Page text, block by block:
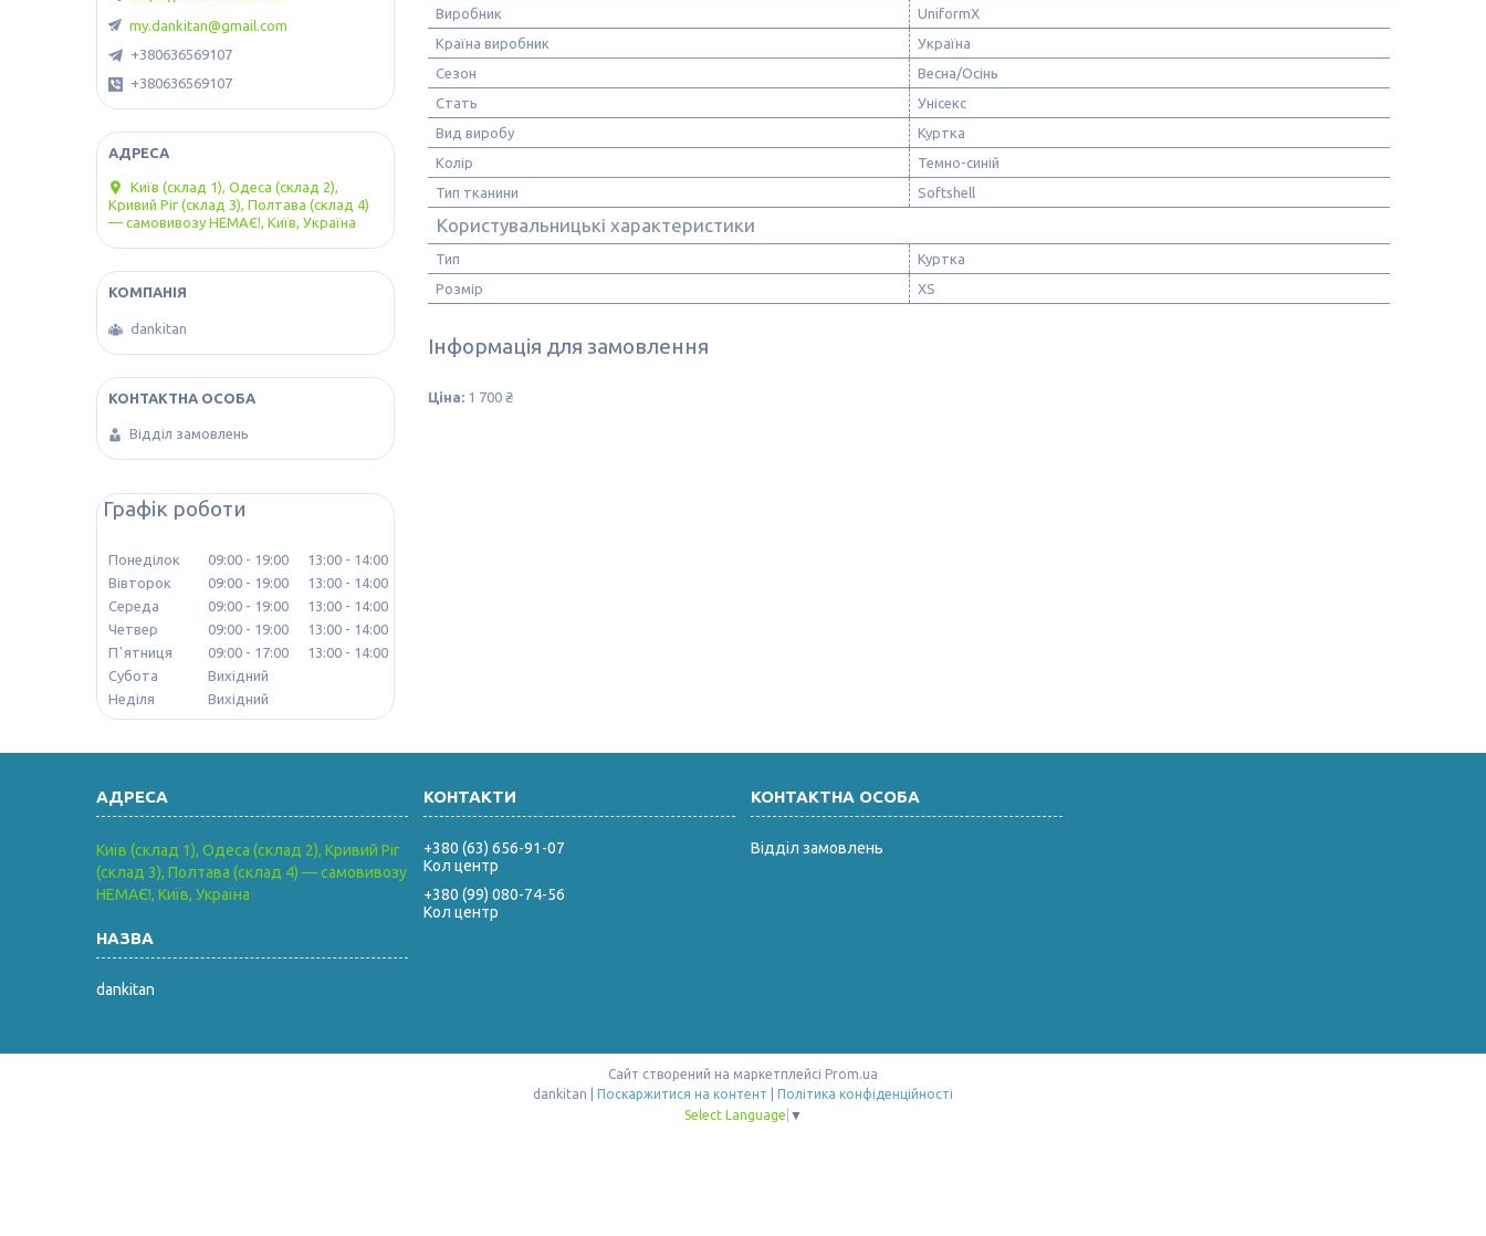
Виробник
UniformX
Країна виробник
Україна
Сезон
Весна/Осінь
Стать
Унісекс
Вид виробу
Куртка
Колір
Темно-синій
Тип тканини
Softshell
Користувальницькі характеристики
Тип
Куртка
Розмір
XS
Інформація для замовлення
Ціна: 1 700 ₴
my.dankitan@gmail.com
+380636569107
+380636569107
Київ (склад 1), Одеса (склад 2),
Кривий Ріг (склад 3), Полтава (склад 4)
— самовивозу НЕМАЄ!, Київ, Україна
dankitan
Відділ замовлень
Графік роботи
Понеділок 09:00 19:00 13:00
14:00
Вівторок
09:00 19:00 13:00
14:00
Середа
09:00 19:00 13:00
14:00
Четвер
09:00 19:00 13:00
14:00
Пʼятниця
09:00 17:00 13:00
14:00
Субота
Вихідний
Неділя
Вихідний
Київ (склад 1), Одеса (склад 2), Кривий Ріг
(склад 3), Полтава (склад 4) — самовивозу
НЕМАЄ!, Київ, Україна
dankitan
+380 (63) 656-91-07
Кол центр
+380 (99) 080-74-56
Кол центр
Відділ замовлень
Сайт створений на маркетплейсі Prom.ua
Поскаржитися на контент
Політика конфіденційності
Select Language ▼